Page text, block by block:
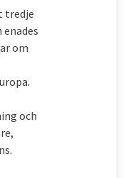
tredje
om
och